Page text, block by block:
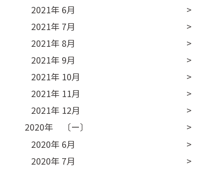
2021年 6月
2021年 7月
2021年 8月
2021年 9月
2021年 10月
2021年 11月
2021年 12月
2020年 〔ー〕
2020年 6月
2020年 7月